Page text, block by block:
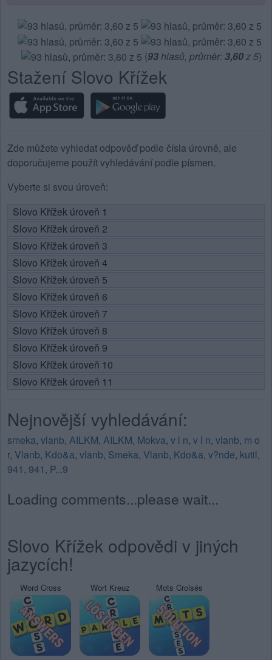
(93hlasů, průměr:3,60z 5)
Stažení Slovo Křížek
Zde můžete vyhledat odpověď podle čísla úrovně, ale
doporučujeme použít vyhledávání podle písmen.
Vyberte si svou úroveň:
Slovo Křížek úroveň 1
Slovo Křížek úroveň 2
Slovo Křížek úroveň 3
Slovo Křížek úroveň 4
Slovo Křížek úroveň 5
Slovo Křížek úroveň 6
Slovo Křížek úroveň 7
Slovo Křížek úroveň 8
Slovo Křížek úroveň 9
Slovo Křížek úroveň 10
Slovo Křížek úroveň 11
Nejnovější vyhledávání:
smeka, vlanb, AILKM, AILKM, Mokva, v l n, v l n, vlanb, m o
r, Vlanb, Kdo&a, vlanb, Smeka, Vlanb, Kdo&a, v?nde, kutil,
941, 941, P...9
Loading comments...please wait...
Slovo Křížek odpovědi v jiných
jazycích!
Word Cross Wort Kreuz Mots Croisés